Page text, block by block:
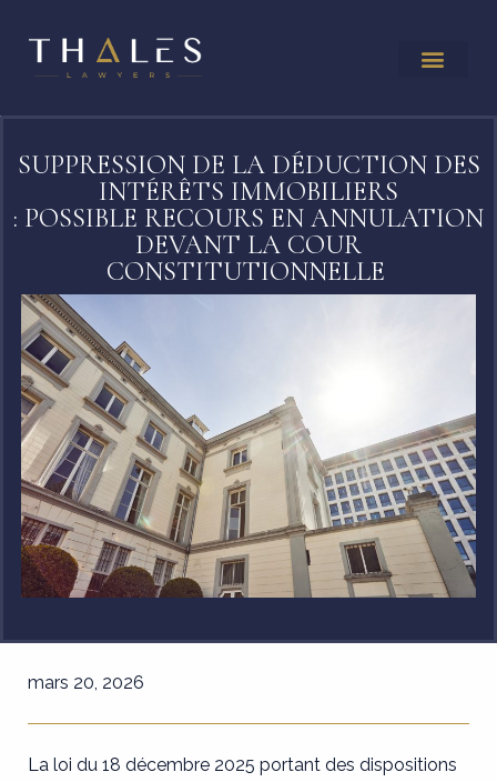
SUPPRESSION DE LA DÉDUCTION DES
INTÉRÊTS IMMOBILIERS
: POSSIBLE RECOURS EN ANNULATION
DEVANT LA COUR
CONSTITUTIONNELLE
mars 20, 2026
La loi du 18 décembre 2025 portant des dispositions